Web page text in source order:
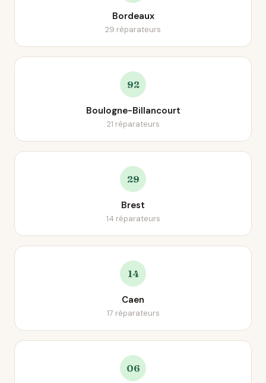
Bordeaux
29 réparateurs
92
Boulogne-Billancourt
21 réparateurs
29
Brest
14 réparateurs
14
Caen
17 réparateurs
06